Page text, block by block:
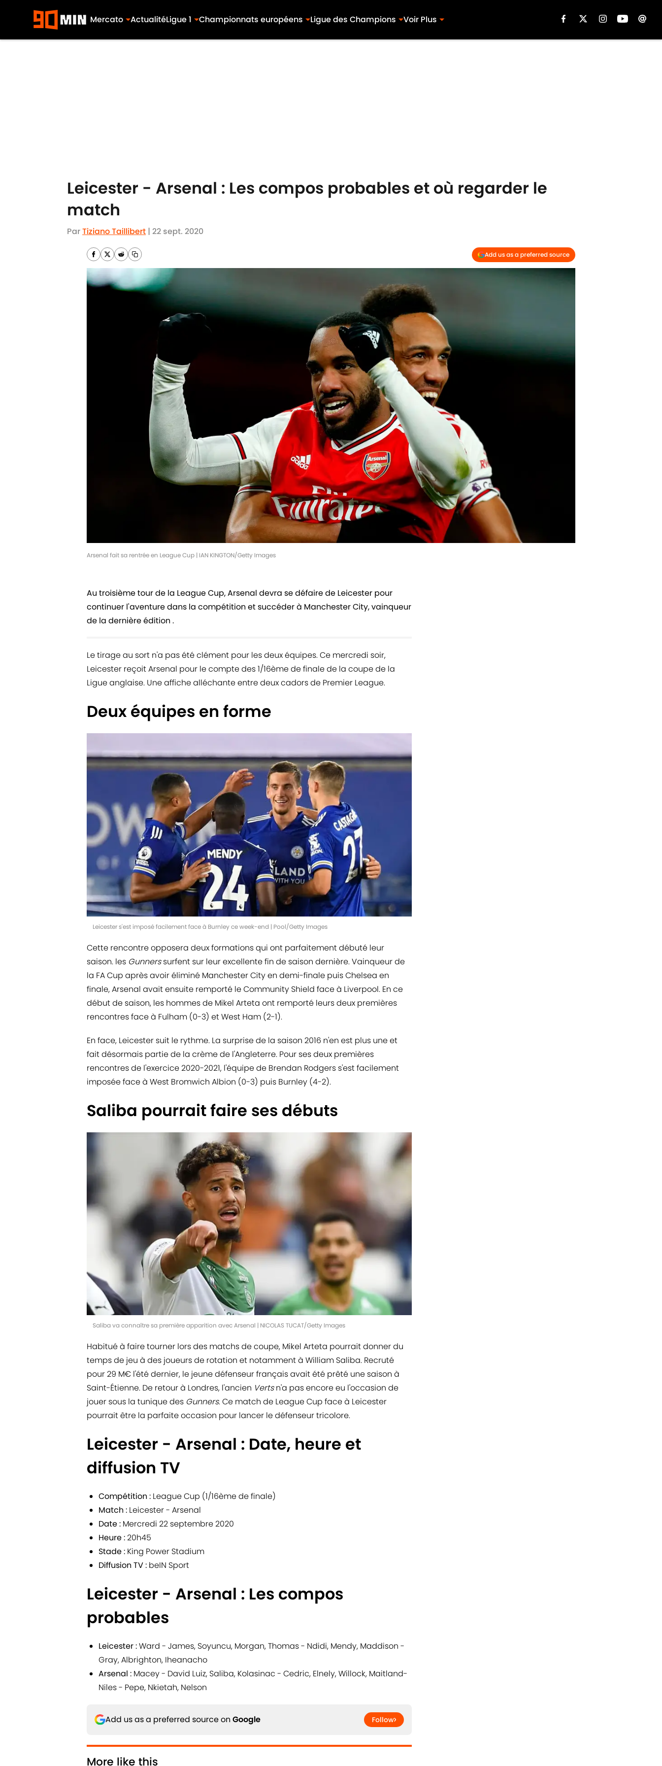
Mercato ActualitéLigue 1 Championnats européens Ligue des Champions Voir Plus
Leicester - Arsenal : Les compos probables et où regarder le
match
ParTiziano Taillibert | 22 sept. 2020
Add us as a preferred source
Arsenal fait sa rentrée en League Cup | IAN KINGTON/Getty Images
Au troisième tour de la League Cup, Arsenal devra se défaire de Leicester pour
continuer l'aventure dans la compétition et succéder à Manchester City, vainqueur
de la dernière édition .
Le tirage au sort n'a pas été clément pour les deux équipes. Ce mercredi soir,
Leicester reçoit Arsenal pour le compte des 1/16ème de finale de la coupe de la
Ligue anglaise. Une affiche alléchante entre deux cadors de Premier League.
Deux équipes en forme
Leicester s'est imposé facilement face à Burnley ce week-end | Pool/Getty Images
Cette rencontre opposera deux formations qui ont parfaitement débuté leur
saison. les Gunnerssurfent sur leur excellente fin de saison dernière. Vainqueur de
la FA Cup après avoir éliminé Manchester City en demi-finale puis Chelsea en
finale, Arsenal avait ensuite remporté le Community Shield face à Liverpool. En ce
début de saison, les hommes de Mikel Arteta ont remporté leurs deux premières
rencontres face à Fulham (0-3) et West Ham (2-1).
En face, Leicester suit le rythme. La surprise de la saison 2016 n'en est plus une et
fait désormais partie de la crème de l'Angleterre. Pour ses deux premières
rencontres de l'exercice 2020-2021, l'équipe de Brendan Rodgers s'est facilement
imposée face à West Bromwich Albion (0-3) puis Burnley (4-2).
Saliba pourrait faire ses débuts
Saliba va connaître sa première apparition avec Arsenal | NICOLAS TUCAT/Getty Images
Habitué à faire tourner lors des matchs de coupe, Mikel Arteta pourrait donner du
temps de jeu à des joueurs de rotation et notamment à William Saliba. Recruté
pour 29 M€ l'été dernier, le jeune défenseur français avait été prêté une saison à
Saint-Étienne. De retour à Londres, l'ancien Vertsn'a pas encore eu l'occasion de
jouer sous la tunique des Gunners. Ce match de League Cup face à Leicester
pourrait être la parfaite occasion pour lancer le défenseur tricolore.
Leicester - Arsenal : Date, heure et
diffusion TV
Compétition : League Cup (1/16ème de finale)
Match : Leicester - Arsenal
Date : Mercredi 22 septembre 2020
Heure :20h45
Stade : King Power Stadium
Diffusion TV : beIN Sport
Leicester - Arsenal : Les compos
probables
Leicester :Ward - James, Soyuncu, Morgan, Thomas - Ndidi, Mendy, Maddison -
Gray, Albrighton, Iheanacho
Arsenal : Macey - David Luiz, Saliba, Kolasinac - Cedric, Elnely, Willock, Maitland-
Niles - Pepe, Nkietah, Nelson
Add us as a preferred source on Google Follow
More like this